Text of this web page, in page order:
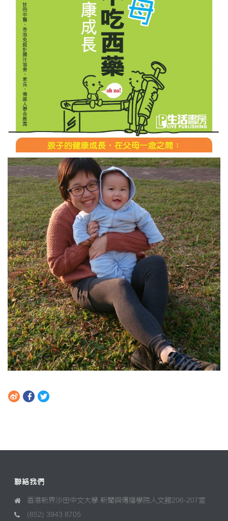
聯絡我們
香港新界沙田中文大學 新聞與傳播學院人文館206-207室
(852) 3943 8705